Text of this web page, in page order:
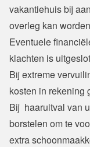
vakantiehuis bij
overleg kan
Eventuele
klachten is
Bij extreme
kosten in rekening
Bij  haaruitval van
borstelen om te
extra